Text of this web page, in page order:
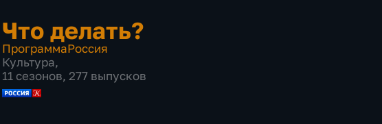
Что делать?
ПрограммаРоссия
Культура,
11 сезонов, 277 выпусков